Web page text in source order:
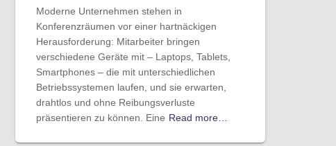
Moderne Unternehmen stehen in
Konferenzräumen vor einer hartnäckigen
Herausforderung: Mitarbeiter bringen
verschiedene Geräte mit – Laptops, Tablets,
Smartphones – die mit unterschiedlichen
Betriebssystemen laufen, und sie erwarten,
drahtlos und ohne Reibungsverluste
präsentieren zu können. Eine Read more…